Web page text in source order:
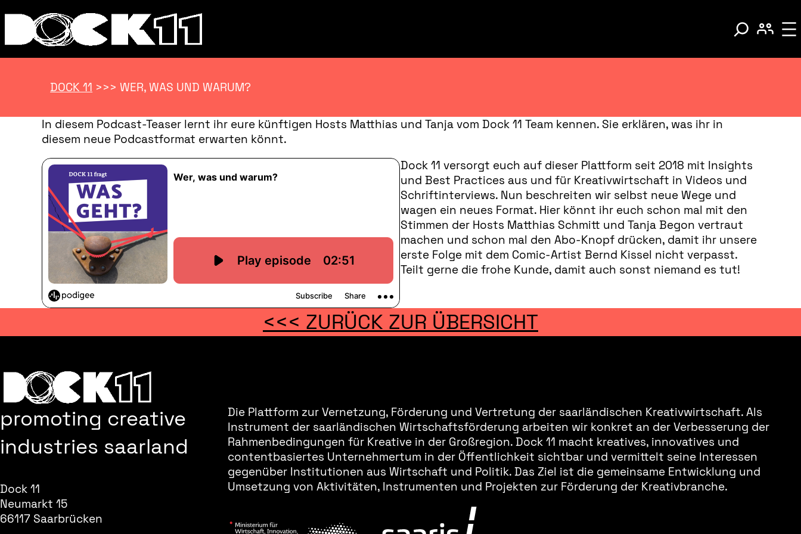
DOCK 11 >>>WER, WAS UND WARUM?
In diesem Podcast-Teaser lernt ihr eure künftigen Hosts Matthias und Tanja vom Dock 11 Team kennen. Sie erklären, was ihr in
diesem neue Podcastformat erwarten könnt.
Dock 11 versorgt euch auf dieser Plattform seit 2018 mit Insights
und Best Practices aus und für Kreativwirtschaft in Videos und
Schriftinterviews. Nun beschreiten wir selbst neue Wege und
wagen ein neues Format. Hier könnt ihr euch schon mal mit den
Stimmen der Hosts Matthias Schmitt und Tanja Begon vertraut
machen und schon mal den Abo-Knopf drücken, damit ihr unsere
erste Folge mit dem Comic-Artist Bernd Kissel nicht verpasst.
Teilt gerne die frohe Kunde, damit auch sonst niemand es tut!
<<< ZURÜCK ZUR ÜBERSICHT
promoting creative
industries saarland
Dock 11
Neumarkt 15
66117 Saarbrücken
Die Plattform zur Vernetzung, Förderung und Vertretung der saarländischen Kreativwirtschaft. Als
Instrument der saarländischen Wirtschaftsförderung arbeiten wir konkret an der Verbesserung der
Rahmenbedingungen für Kreative in der Großregion. Dock 11 macht kreatives, innovatives und
contentbasiertes Unternehmertum in der Öffentlichkeit sichtbar und vermittelt seine Interessen
gegenüber Institutionen aus Wirtschaft und Politik. Das Ziel ist die gemeinsame Entwicklung und
Umsetzung von Aktivitäten, Instrumenten und Projekten zur Förderung der Kreativbranche.